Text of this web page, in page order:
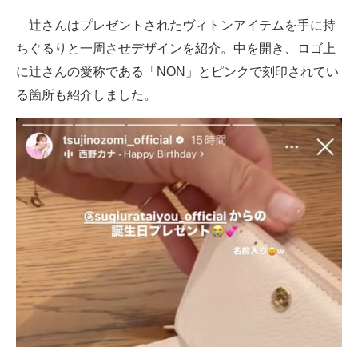
辻さんはプレゼントされたヴィトンアイテムを手に持
ちぐるりと一周させデザインを紹介。中を開き、ロゴ上
に辻さんの愛称である「NON」とピンクで刻印されてい
る箇所も紹介しました。